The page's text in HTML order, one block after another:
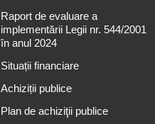
Raport de evaluare a
implementării Legii nr. 544/2001
în anul 2024
Situații financiare
Achiziții publice
Plan de achiziţii publice